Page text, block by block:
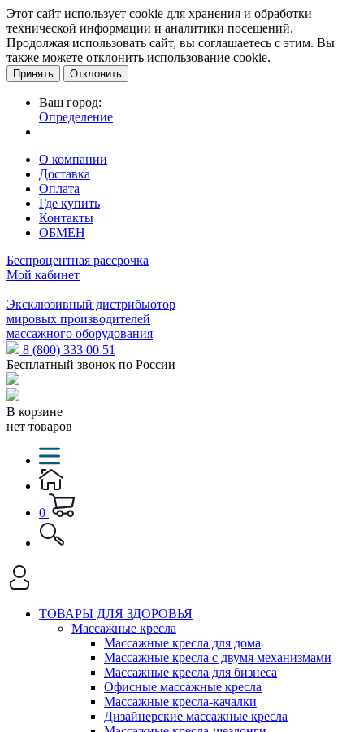
Этот сайт использует cookie для хранения и обработки
технической информации и аналитики посещений.
Продолжая использовать сайт, вы соглашаетесь с этим. Вы
также можете отклонить использование cookie.
Принять Отклонить
Ваш город:
Определение
О компании
Доставка
Оплата
Где купить
Контакты
ОБМЕН
Беспроцентная рассрочка
Мой кабинет
Эксклюзивный дистрибьютор
мировых производителей
массажного оборудования
8 (800) 333 00 51
Бесплатный звонок по России
В корзине
нет товаров
0
ТОВАРЫ ДЛЯ ЗДОРОВЬЯ
Массажные кресла
Массажные кресла для дома
Массажные кресла с двумя механизмами
Массажные кресла для бизнеса
Офисные массажные кресла
Массажные кресла-качалки
Дизайнерские массажные кресла